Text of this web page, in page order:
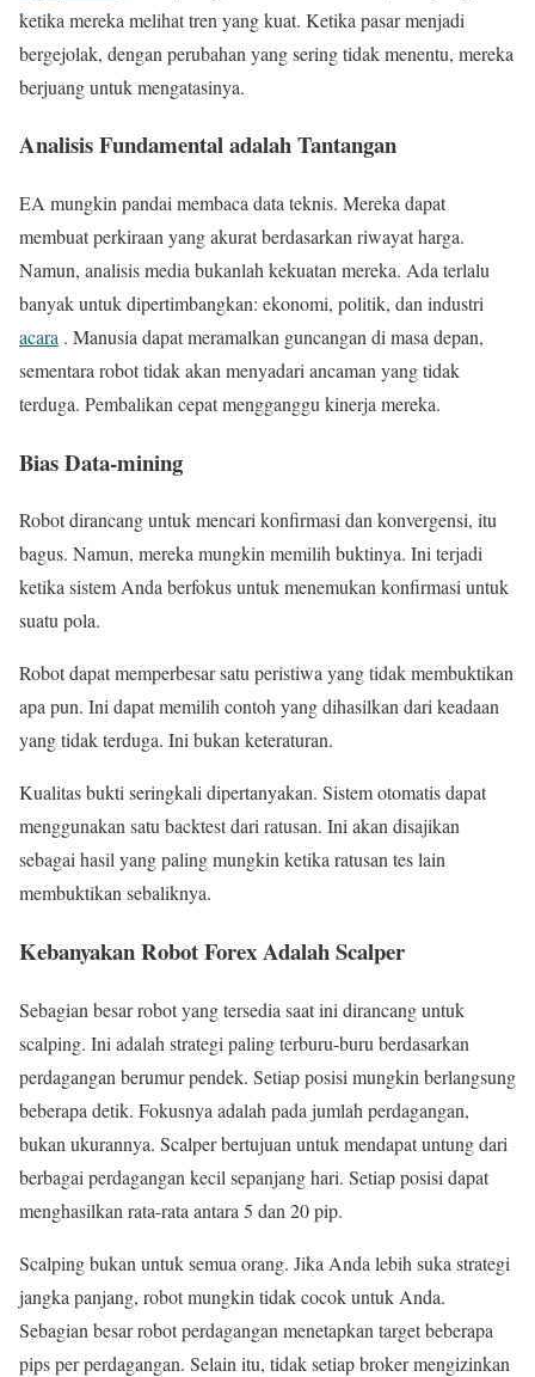
ketika mereka melihat tren yang kuat. Ketika pasar menjadi
bergejolak, dengan perubahan yang sering tidak menentu, mereka
berjuang untuk mengatasinya.
Analisis Fundamental adalah Tantangan
EA mungkin pandai membaca data teknis. Mereka dapat
membuat perkiraan yang akurat berdasarkan riwayat harga.
Namun, analisis media bukanlah kekuatan mereka. Ada terlalu
banyak untuk dipertimbangkan: ekonomi, politik, dan industri
acara . Manusia dapat meramalkan guncangan di masa depan,
sementara robot tidak akan menyadari ancaman yang tidak
terduga. Pembalikan cepat mengganggu kinerja mereka.
Bias Data-mining
Robot dirancang untuk mencari konfirmasi dan konvergensi, itu
bagus. Namun, mereka mungkin memilih buktinya. Ini terjadi
ketika sistem Anda berfokus untuk menemukan konfirmasi untuk
suatu pola.
Robot dapat memperbesar satu peristiwa yang tidak membuktikan
apa pun. Ini dapat memilih contoh yang dihasilkan dari keadaan
yang tidak terduga. Ini bukan keteraturan.
Kualitas bukti seringkali dipertanyakan. Sistem otomatis dapat
menggunakan satu backtest dari ratusan. Ini akan disajikan
sebagai hasil yang paling mungkin ketika ratusan tes lain
membuktikan sebaliknya.
Kebanyakan Robot Forex Adalah Scalper
Sebagian besar robot yang tersedia saat ini dirancang untuk
scalping. Ini adalah strategi paling terburu-buru berdasarkan
perdagangan berumur pendek. Setiap posisi mungkin berlangsung
beberapa detik. Fokusnya adalah pada jumlah perdagangan,
bukan ukurannya. Scalper bertujuan untuk mendapat untung dari
berbagai perdagangan kecil sepanjang hari. Setiap posisi dapat
menghasilkan rata-rata antara 5 dan 20 pip.
Scalping bukan untuk semua orang. Jika Anda lebih suka strategi
jangka panjang, robot mungkin tidak cocok untuk Anda.
Sebagian besar robot perdagangan menetapkan target beberapa
pips per perdagangan. Selain itu, tidak setiap broker mengizinkan